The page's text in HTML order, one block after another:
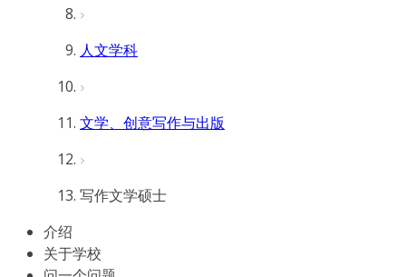
人文学科
文学、创意写作与出版
写作文学硕士
介绍
关于学校